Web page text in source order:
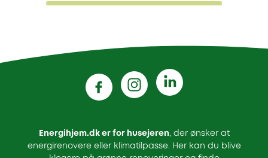
Energihjem.dk er for husejeren, der ønsker at
energirenovere eller klimatilpasse. Her kan du blive